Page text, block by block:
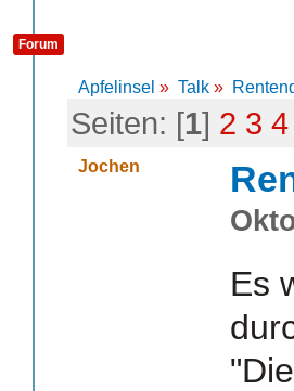
Forum
Apfelinsel » Talk »
Seiten: [1] 2 3 4
Jochen
Es